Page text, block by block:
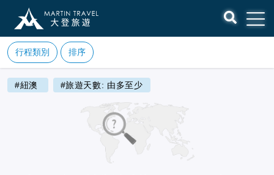
行程類別 排序
#紐澳 #旅遊天數: 由多至少